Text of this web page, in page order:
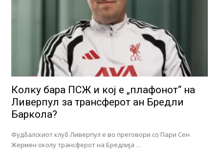
Колку бара ПСЖ и кој е „плафонот“ на
Ливерпул за трансферот ан Бредли
Баркола?
Фудбалскиот клуб Ливерпул е во преговори со Пари Сен
Жермен околу трансферот на Бредлија …